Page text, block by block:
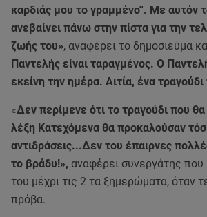
καρδιάς μου το γραμμένο''. Με αυτόν
ανεβαίνει πάνω στην πίστα για την
ζωής του», αναφέρει το δημοσιεύμα
Παντελής είναι ταραγμένος. Ο
εκείνη την ημέρα. Αιτία, ένα τραγούδι
«Δεν περίμενε ότι το τραγούδι που
λέξη Κατεχόμενα θα προκαλούσαν
αντιδράσεις...Δεν του έπαιρνες
το βράδυ!», αναφέρει συνεργάτης που
του μέχρι τις 2 τα ξημερώματα, όταν
πρόβα.